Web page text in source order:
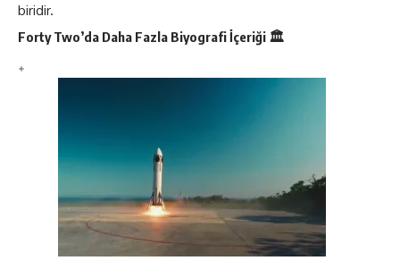
biridir.
Forty Two’da Daha Fazla Biyografiİçeriği 🏛